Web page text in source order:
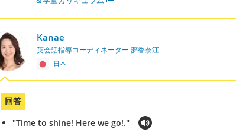
Kanae
英会話指導コーディネーター 夢香奈江
日本
回答
"Time to shine! Here we go!."